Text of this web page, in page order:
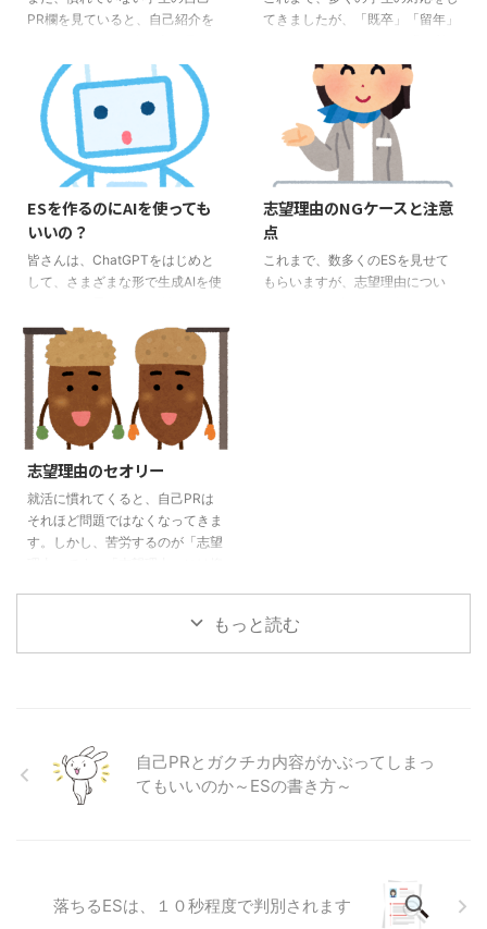
PR欄を見ていると、自己紹介を
ます。 自己PRのときに、「私
は、コミュニケーション能力が高
く、誰とでも仲良くできます。」
これは、NGです。確かに、企業
の求める人物像には良く「コミュ
ニケーション能力」とは書いてあ
ります。しかし、「誰とでも仲良
くできる」ということは、コミュ
ニケーション能力の一つには違い
ませんが、企業の求めるコミュニ
ケーション能力ではありません。
紹介なんです。 まず、企業の目
線に立ってください。 「誰と ...
てきましたが、「既卒」「留年」
と思われる状況にある学生もいま
す。 本当のことを言うと、「既
卒」か「留年」というだけで不利
にはあまりなりません。大切なこ
とは、 「理由」が何か その「理
由」をESに書いているかどうか
この2点です。 この点をESに書い
ていない場合、確実に「不利」に
なります。 「既卒」「留年」の
場合の理由の書き方 皆さんが就
活をしていると、最近のブーム
ESを作るのにAIを使っても
いいの？
皆さんは、ChatGPTをはじめと
して、さまざまな形で生成AIを使
ート作成などにおいても、生成AI
を使うと便利だということは知っ
ているかもしれません。ただ、気
を付けないとならないことは、生
成AIを使って書いたものは、自分
のものになっていない場合は使っ
てはNGだということも知ってい
ると思います。 レポートを書か
せれば、それっぽいものを書いて
くれると思います。しかし、それ
について突っ込まれたとき、どこ
志望理由のNGケースと注意
点
これまで、数多くのESを見せて
もらいますが、志望理由につい
志望理由のセオリー
就活に慣れてくると、自己PRは
それほど問題ではなくなってきま
す。しかし、苦労するのが「志望
リー１ 同業他社との違いを説明
できること どんな会社や組織で
とを話すようにします。 偉い人
が面接に出てくると、割と聞かれ
る質問の一つに、 「⚪︎⚪︎社とウチ
もっと読む
自己PRとガクチカ内容がかぶってしまっ
てもいいのか～ESの書き方～
落ちるESは、１０秒程度で判別されます